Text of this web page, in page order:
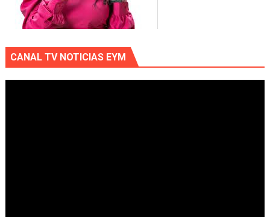
CANAL TV NOTICIAS EYM